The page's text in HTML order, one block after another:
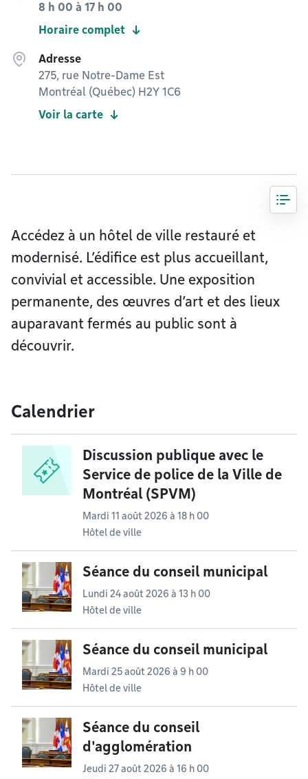
8 h 00 à 17 h 00
Horaire complet
Adresse
275, rue Notre-Dame Est
Montréal (Québec) H2Y 1C6
Voir la carte
Accédez à un hôtel de ville restauré et
modernisé. L’édifice est plus accueillant,
convivial et accessible. Une exposition
permanente, des œuvres d’art et des lieux
auparavant fermés au public sont à
découvrir.
Calendrier
Discussion publique avec le
Service de police de la Ville de
Montréal (SPVM)
Mardi 11 août 2026 à 18 h 00
Hôtel de ville
Séance du conseil municipal
Lundi 24 août 2026 à 13 h 00
Hôtel de ville
Séance du conseil municipal
Mardi 25 août 2026 à 9 h 00
Hôtel de ville
Séance du conseil
d'agglomération
Jeudi 27 août 2026 à 16 h 00